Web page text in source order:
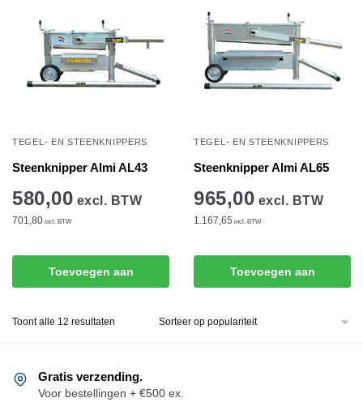
TEGEL- EN STEENKNIPPERS
Steenknipper Almi AL43
580,00 excl. BTW
701,80 incl. BTW
Toevoegen aan
TEGEL- EN STEENKNIPPERS
Steenknipper Almi AL65
965,00 excl. BTW
1.167,65 incl. BTW
Toevoegen aan
Toont alle 12 resultaten Gesorteerd
Gratis verzending.
Voor bestellingen + €500 ex.